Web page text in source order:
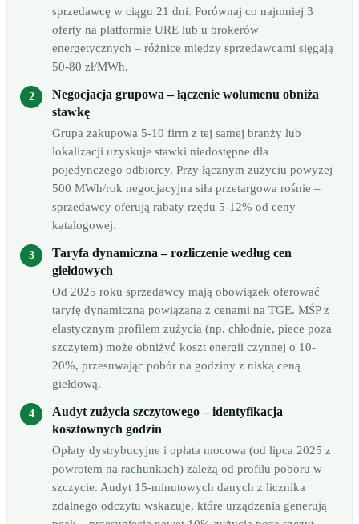
sprzedawcę w ciągu 21 dni. Porównaj co najmniej 3
oferty na platformie URE lub u brokerów
energetycznych – różnice między sprzedawcami sięgają
50-80 zł/MWh.
Negocjacja grupowa – łączenie wolumenu obniża
stawkę
Grupa zakupowa 5-10 firm z tej samej branży lub
lokalizacji uzyskuje stawki niedostępne dla
pojedynczego odbiorcy. Przy łącznym zużyciu powyżej
500 MWh/rok negocjacyjna siła przetargowa rośnie –
sprzedawcy oferują rabaty rzędu 5-12% od ceny
katalogowej.
Taryfa dynamiczna – rozliczenie według cen
giełdowych
Od 2025 roku sprzedawcy mają obowiązek oferować
taryfę dynamiczną powiązaną z cenami na TGE. MŚP z
elastycznym profilem zużycia (np. chłodnie, piece poza
szczytem) może obniżyć koszt energii czynnej o 10-
20%, przesuwając pobór na godziny z niską ceną
giełdową.
Audyt zużycia szczytowego – identyfikacja
kosztownych godzin
Opłaty dystrybucyjne i opłata mocowa (od lipca 2025 z
powrotem na rachunkach) zależą od profilu poboru w
szczycie. Audyt 15-minutowych danych z licznika
zdalnego odczytu wskazuje, które urządzenia generują